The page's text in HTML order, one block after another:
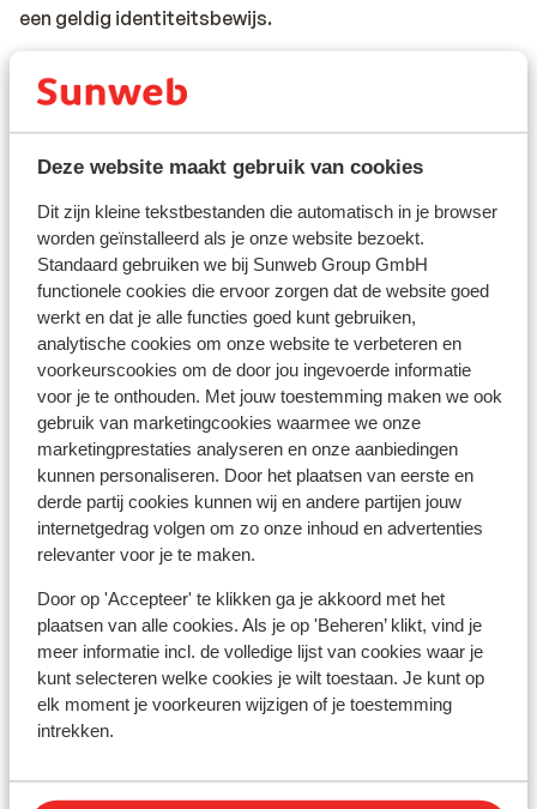
Deze website maakt gebruik van cookies
Dit zijn kleine tekstbestanden die automatisch in je browser
worden geïnstalleerd als je onze website bezoekt.
Standaard gebruiken we bij Sunweb Group GmbH
functionele cookies die ervoor zorgen dat de website goed
werkt en dat je alle functies goed kunt gebruiken,
analytische cookies om onze website te verbeteren en
voorkeurscookies om de door jou ingevoerde informatie
voor je te onthouden. Met jouw toestemming maken we ook
gebruik van marketingcookies waarmee we onze
marketingprestaties analyseren en onze aanbiedingen
kunnen personaliseren. Door het plaatsen van eerste en
derde partij cookies kunnen wij en andere partijen jouw
internetgedrag volgen om zo onze inhoud en advertenties
relevanter voor je te maken.
Door op 'Accepteer' te klikken ga je akkoord met het
plaatsen van alle cookies. Als je op 'Beheren’ klikt, vind je
meer informatie incl. de volledige lijst van cookies waar je
kunt selecteren welke cookies je wilt toestaan. Je kunt op
elk moment je voorkeuren wijzigen of je toestemming
intrekken.
een geldig identiteitsbewijs.
Alarmnummer
Het alarmnummer in Frankrijk voor de politie,
ambulance en brandweer is 112.
*De maximum snelheid op de snelwegen is 130 km/uur.
De maximum snelheid voor bestuurders die minder dan
2 jaar in het bezit zijn van een rijbewijs is 110 km/uur.
*Op de meeste Franse snelwegen geldt een tolheffing
* In sommige steden is het verplicht om een
milieusticker te hebben. Rijd je over de ringweg van
Parijs, de Boulevard Périphérique, dan heb je in veel
gevallen ook een milieusticker nodig. Het vignet is niet
langs de weg te krijgen, maar alleen online te bestellen.
de bevestiging uit te printen en mee te nemen als het
vignet niet tijdig per post wordt bezorgd. Het
bestelformulier is via deze website te vinden:
https://www.certificat-air.gouv.fr/en/demande-
ext/cgu
* In Frankrijk is het verplicht te volgende zaken in de